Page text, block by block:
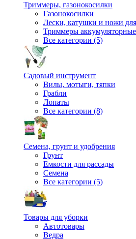
Триммеры, газонокосилки
Газонокосилки
Лески, катушки и ножи для
Триммеры аккумуляторные
Все категории (5)
Садовый инструмент
Вилы, мотыги, тяпки
Грабли
Лопаты
Все категории (8)
Семена, грунт и удобрения
Грунт
Емкости для рассады
Семена
Все категории (5)
Товары для уборки
Автотовары
Ведра